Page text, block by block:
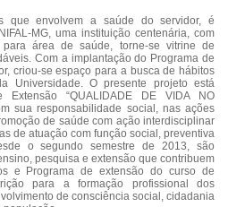
que envolvem a saúde do servidor, é
MG, uma instituição centenária, com
para área de saúde, torne-se vitrine de
Com a implantação do Programa de
criou-se espaço para a busca de hábitos
Universidade. O presente projeto está
“QUALIDADE DE VIDA NO
sua responsabilidade social, nas ações
de saúde com ação interdisciplinar
de atuação com função social, preventiva
o segundo semestre de 2013, são
pesquisa e extensão que contribuem
e Programa de extensão do curso de
para a formação profissional dos
de consciência social, cidadania